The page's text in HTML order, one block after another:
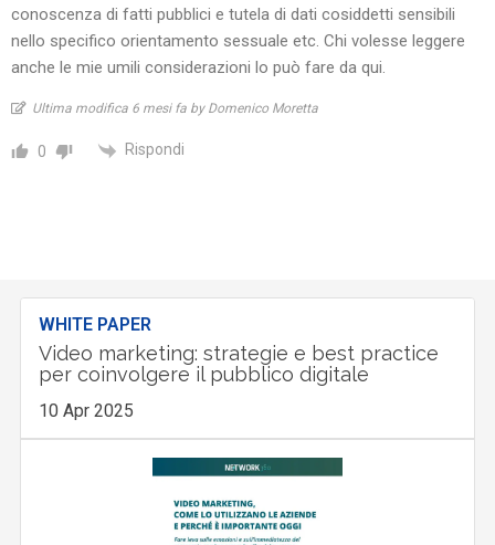
conoscenza di fatti pubblici e tutela di dati cosiddetti sensibili
nello specifico orientamento sessuale etc. Chi volesse leggere
anche le mie umili considerazioni lo può fare daqui.
Ultima modifica 6 mesi fa by Domenico Moretta
0 Rispondi
WHITE PAPER
Video marketing: strategie e best practice
per coinvolgere il pubblico digitale
10 Apr 2025